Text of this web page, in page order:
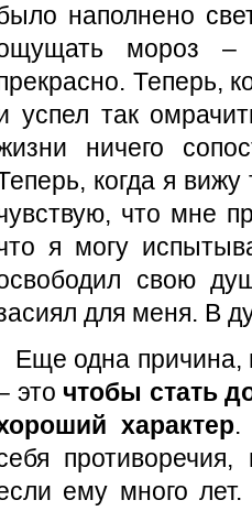
наполнено
мороз –
Теперь,
успел так
ничего
когда я
что мне
я могу
свою
для меня. В
Еще одна причина,
это чтобы стать
характер.
ему много лет.